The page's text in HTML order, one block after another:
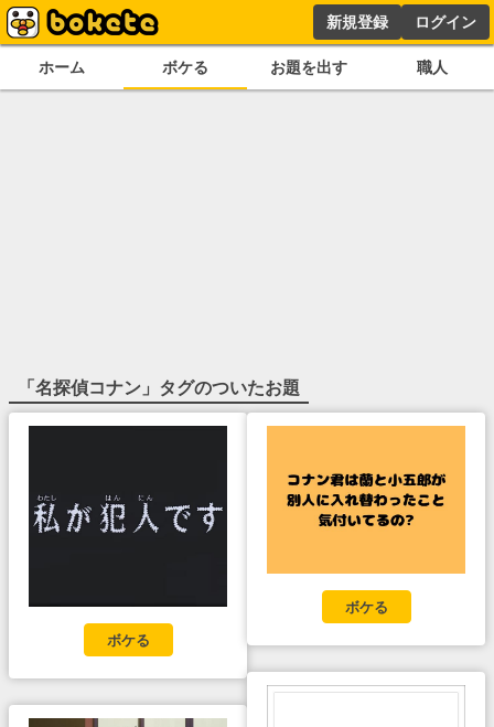
新規登録 ログイン
ホーム ボケる お題を出す 職人
「名探偵コナン 」タグのついたお題
ボケる
ボケる